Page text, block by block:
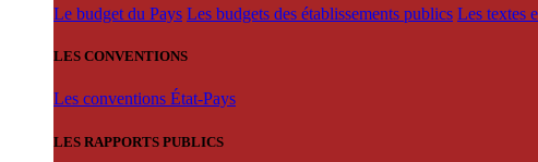
Le budget du Pays Les budgets des établissements publics Les textes
LES CONVENTIONS
Les conventions État-Pays
LES RAPPORTS PUBLICS